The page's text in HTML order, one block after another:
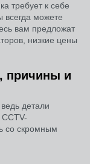
требует к себе
всегда можете
вам предложат
низкие цены
причины и
детали
со скромным